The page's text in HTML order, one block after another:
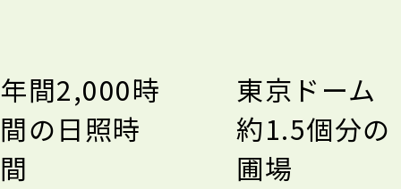
年間2,000時
間の日照時
間
東京ドーム
約1.5個分の
圃場